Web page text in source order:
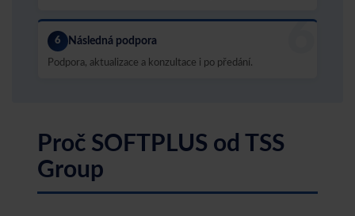
6
6 Následná podpora
Podpora, aktualizace a konzultace i po předání.
Proč SOFTPLUS od TSS
Group